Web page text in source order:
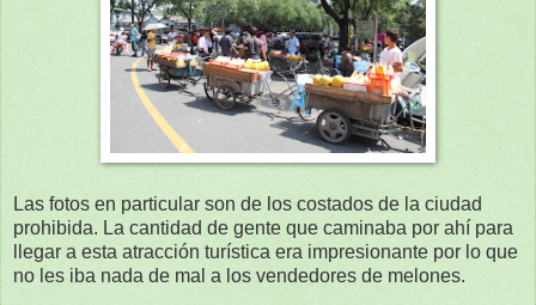
Las fotos en particular son de los costados de la ciudad
prohibida. La cantidad de gente que caminaba por ahí para
llegar a esta atracción turística era impresionante por lo que
no les iba nada de mal a los vendedores de melones.